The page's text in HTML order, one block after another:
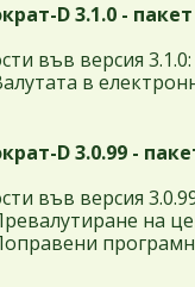
D 3.1.0 -
във версия 3.1.0:
в
D 3.0.99 -
във версия
на